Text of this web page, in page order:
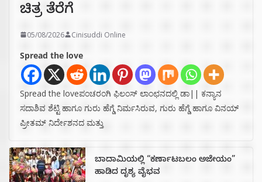
ಚಿತ್ರ ತೆರೆಗೆ
05/08/2026 Cinisuddi Online
Spread the love
Spread the loveಪಂಚರಂಗಿ ಫಿಲಂಸ್ ಲಾಂಛನದಲ್ಲಿ ಡಾ|| ಕನ್ಯಾನ
ಸದಾಶಿವ ಶೆಟ್ಟಿ ಹಾಗೂ ಗುರು ಹೆಗ್ಡೆ ನಿರ್ಮಸಿರುವ, ಗುರು ಹೆಗ್ಡೆ ಹಾಗೂ ವಿನಯ್
ಪ್ರೀತಮ್ ನಿರ್ದೇಶನದ ಮತ್ತು
ಬಾದಾಮಿಯಲ್ಲಿ “ಕರ್ಣಾಟಬಲಂ ಅಜೇಯಂ”
ಹಾಡಿದ ದೃಶ್ಯ ವೈಭವ